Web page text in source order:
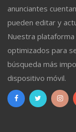
anunciantes
pueden editar y
Nuestra
optimizados para
búsqueda más
dispositivo móvil.